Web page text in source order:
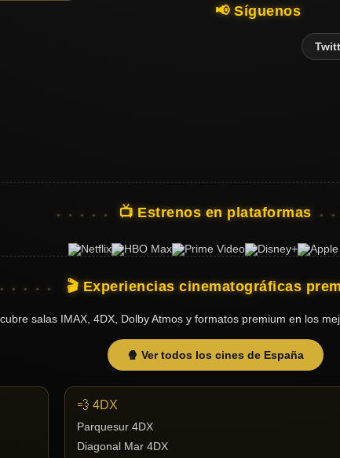
📢 Síguenos
📺 Estrenos en plataformas
🎬 Experiencias cinematográficas
salas IMAX, 4DX, Dolby Atmos y formatos premium en los
🍿 Ver todos los cines de España
💨 4DX
Parquesur 4DX
Diagonal Mar 4DX